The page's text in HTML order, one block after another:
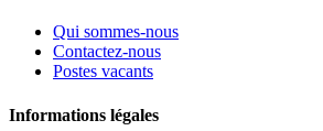
Qui sommes-nous
Contactez-nous
Postes vacants
Informations légales